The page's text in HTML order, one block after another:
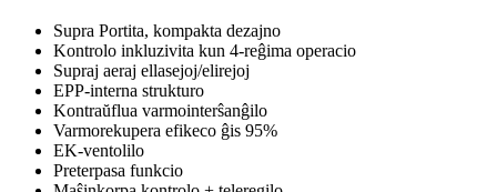
Supra Portita, kompakta dezajno
Kontrolo inkluzivita kun 4-reĝima operacio
Supraj aeraj ellasejoj/elirejoj
EPP-interna strukturo
Kontraŭflua varmointerŝanĝilo
Varmorekupera efikeco ĝis 95%
EK-ventolilo
Preterpasa funkcio